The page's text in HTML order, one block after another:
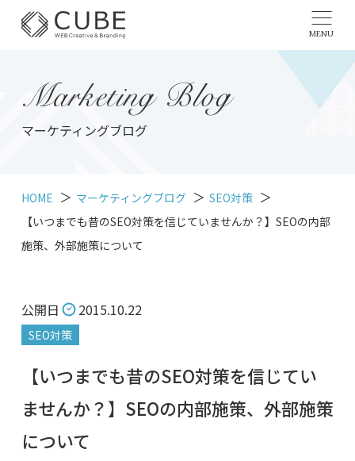
MENU
Marketing Blog
マーケティングブログ
HOME マーケティングブログ
SEO対策
【いつまでも昔のSEO対策を信じていませんか？】SEOの内部
施策、外部施策について
公開日 2015.10.22
SEO対策
【いつまでも昔のSEO対策を信じてい
ませんか？】SEOの内部施策、外部施策
について